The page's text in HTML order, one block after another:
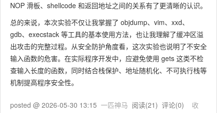
NOP 滑板、shellcode 和返回地址之间的关系有了更清晰的认识。
总的来说，本次实验不仅让我掌握了 objdump、 vim、 xxd、
gdb、 execstack 等工具的基本使用方法，也让我理解了缓冲区溢
出攻击的完整过程。从安全防护角度看，这次实验也说明了不安全
输入函数的危害。在实际程序开发中，应避免使用 gets 这类不检
查输入长度的函数，同时结合栈保护、地址随机化、不可执行栈等
机制提高程序安全性。
posted @ 2026-05-30 13:15 一匹神马 阅读(21) 评论(0) 收